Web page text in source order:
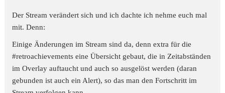
Der Stream verändert sich und ich dachte ich nehme euch mal
mit. Denn:
Einige Änderungen im Stream sind da, denn extra für die
#retroachievements eine Übersicht gebaut, die in Zeitabständen
im Overlay auftaucht und auch so ausgelöst werden (daran
gebunden ist auch ein Alert), so das man den Fortschritt im